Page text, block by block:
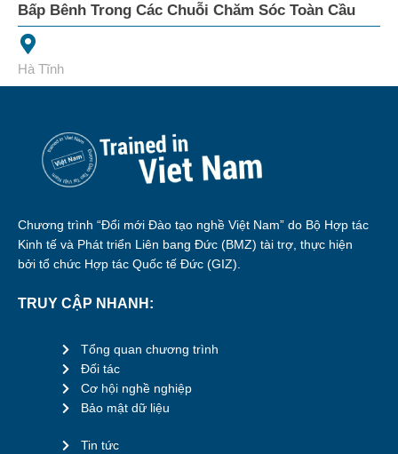
Bấp Bênh Trong Các Chuỗi Chăm Sóc Toàn Cầu
Hà Tĩnh
Chương trình “Đổi mới Đào tạo nghề Việt Nam” do Bộ Hợp tác
Kinh tế và Phát triển Liên bang Đức (BMZ) tài trợ, thực hiện
bởi tổ chức Hợp tác Quốc tế Đức (GIZ).
TRUY CẬP NHANH:
Tổng quan chương trình
Đối tác
Cơ hội nghề nghiệp
Bảo mật dữ liệu
Tin tức